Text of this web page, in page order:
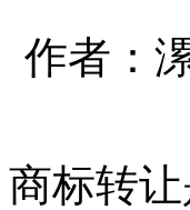
作者：
商标转